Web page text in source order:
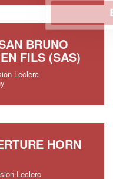
BRUNO
FILS (SAS)
Leclerc
HORN
Leclerc